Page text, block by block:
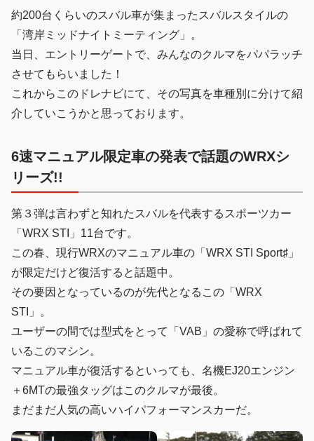
約200台くらいのスバル車が集まったスバルスタイルの
「湾岸ミッドナイトミーティング」。
当日、エントリーゲートで、みんなのクルマをパパラッチ
させてもらいました！
これからこのドレナビにて、その写真を車種別に分けて紹
介していこうかと思っております。
6速マニュアル限定車の発表で話題のWRXシ
リーズ!!
第３弾は言わずと知れたスバルを代表するスポーツカー
「WRX STI」11台です。
この春、現行WRXのマニュアル車の「WRX STI Sport♯」
が限定だけど復活すると話題中。
その要因となっているのが先代となるこの「WRX
STI」。
ユーザーの間では型式をとって「VAB」の愛称で呼ばれて
いるこのマシン。
マニュアル車が復活するといっても、名機EJ20エンジン
＋6MTの最強タッグはこのクルマが最後。
まだまだ人気の高いハイパフォーマンスカーだ。